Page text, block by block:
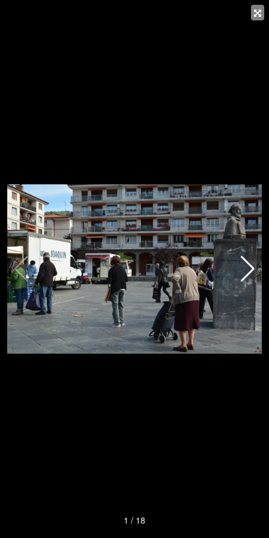
1 / 18